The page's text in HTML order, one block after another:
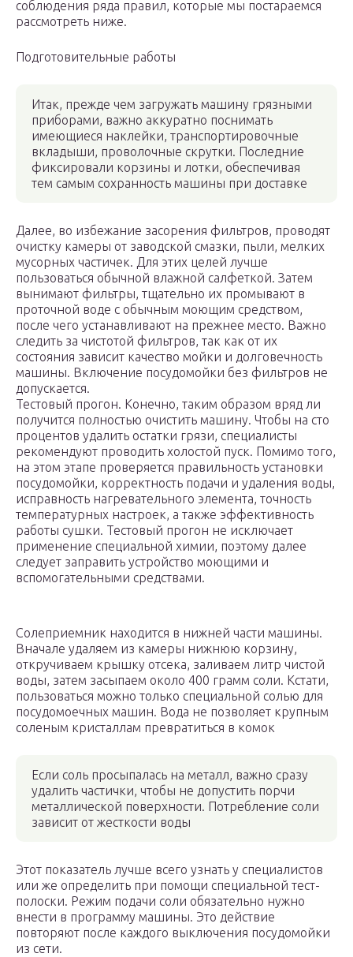
соблюдения ряда правил, которые мы постараемся
рассмотреть ниже.
Подготовительные работы
Итак, прежде чем загружать машину грязными
приборами, важно аккуратно поснимать
имеющиеся наклейки, транспортировочные
вкладыши, проволочные скрутки. Последние
фиксировали корзины и лотки, обеспечивая
тем самым сохранность машины при доставке
Далее, во избежание засорения фильтров, проводят
очистку камеры от заводской смазки, пыли, мелких
мусорных частичек. Для этих целей лучше
пользоваться обычной влажной салфеткой. Затем
вынимают фильтры, тщательно их промывают в
проточной воде с обычным моющим средством,
после чего устанавливают на прежнее место. Важно
следить за чистотой фильтров, так как от их
состояния зависит качество мойки и долговечность
машины. Включение посудомойки без фильтров не
допускается.
Тестовый прогон. Конечно, таким образом вряд ли
получится полностью очистить машину. Чтобы на сто
процентов удалить остатки грязи, специалисты
рекомендуют проводить холостой пуск. Помимо того,
на этом этапе проверяется правильность установки
посудомойки, корректность подачи и удаления воды,
исправность нагревательного элемента, точность
температурных настроек, а также эффективность
работы сушки. Тестовый прогон не исключает
применение специальной химии, поэтому далее
следует заправить устройство моющими и
вспомогательными средствами.
Солеприемник находится в нижней части машины.
Вначале удаляем из камеры нижнюю корзину,
откручиваем крышку отсека, заливаем литр чистой
воды, затем засыпаем около 400 грамм соли. Кстати,
пользоваться можно только специальной солью для
посудомоечных машин. Вода не позволяет крупным
соленым кристаллам превратиться в комок
Если соль просыпалась на металл, важно сразу
удалить частички, чтобы не допустить порчи
металлической поверхности. Потребление соли
зависит от жесткости воды
Этот показатель лучше всего узнать у специалистов
или же определить при помощи специальной тест-
полоски. Режим подачи соли обязательно нужно
внести в программу машины. Это действие
повторяют после каждого выключения посудомойки
из сети.